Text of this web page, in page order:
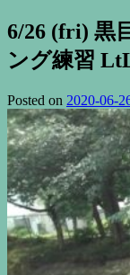
6/26 (fri) 黒
ング練習
Posted on 2020-06-